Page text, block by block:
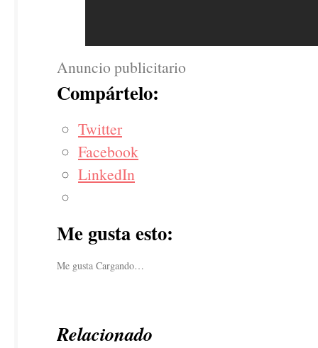
Anuncio publicitario
Compártelo:
Twitter
Facebook
LinkedIn
Me gusta esto:
Me gusta Cargando…
Relacionado